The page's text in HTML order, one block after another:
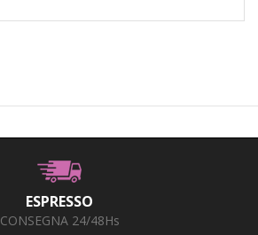
ESPRESSO
CONSEGNA 24/48Hs